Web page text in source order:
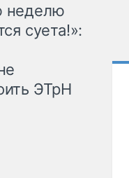
неделю
суета!»:
ЭТрН